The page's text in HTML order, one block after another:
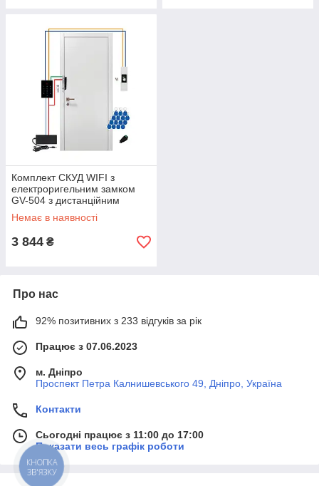
Комплект СКУД WIFI з
електроригельним замком
GV-504 з дистанційним
керуванням та чутливим
контролером
Немає в наявності
3 844 ₴
Про нас
92% позитивних з 233 відгуків за рік
Працює з 07.06.2023
м. Дніпро
Проспект Петра Калнишевського 49, Дніпро, Україна
Контакти
Сьогодні працює з 11:00 до 17:00
Показати весь графік роботи
КНОПКА
ЗВ'ЯЗКУ